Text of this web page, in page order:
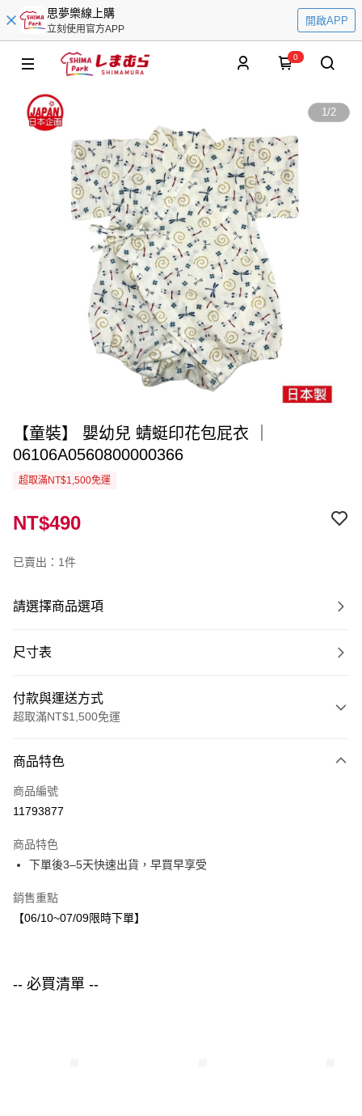
思夢樂線上購
立刻使用官方APP
開啟APP
0
1/2
【童裝】 嬰幼兒 蜻蜓印花包屁衣 ｜
06106A0560800000366
超取滿NT$1,500免運
NT$490
已賣出：1件
請選擇商品選項
尺寸表
付款與運送方式
超取滿NT$1,500免運
信用卡一次付款
LINE Pay
街口支付
悠遊付
每筆NT$80，滿NT$1,500(含以上)免運費
商品特色
商品編號
11793877
商品特色
下單後3–5天快速出貨，早買早享受
銷售重點
【06/10~07/09限時下單】
-- 必買清單 --